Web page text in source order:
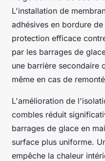
L'installation de
adhésives en bordure
protection efficace
par les barrages de
une barrière secondaire
même en cas de
L'amélioration de
combles réduit
barrages de glace en
surface plus uniforme.
empêche la chaleur